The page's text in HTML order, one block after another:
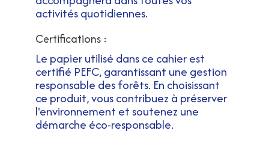
activités quotidiennes.
Certifications :
Le papier utilisé dans ce cahier est
certifié PEFC, garantissant une gestion
responsable des forêts. En choisissant
ce produit, vous contribuez à préserver
l'environnement et soutenez une
démarche éco-responsable.